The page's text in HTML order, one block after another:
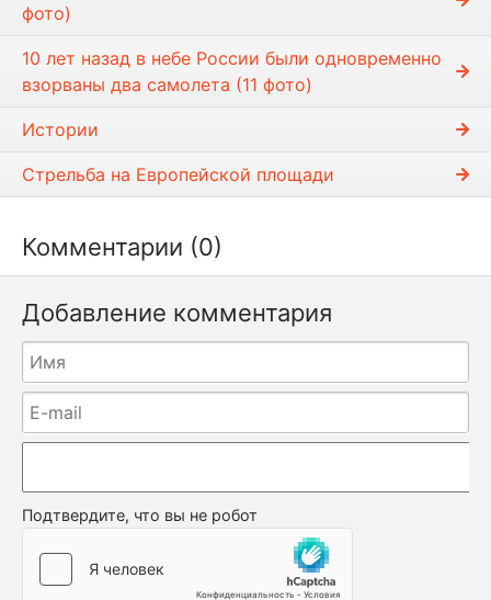
фото)
10 лет назад в небе России были одновременно
взорваны два самолета (11 фото)
Истории
Стрельба на Европейской площади
Комментарии (0)
Добавление комментария
Подтвердите, что вы не робот